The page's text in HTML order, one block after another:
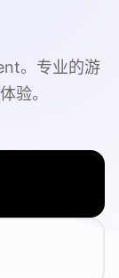
。专业的游
验。